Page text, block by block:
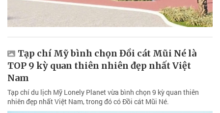
Tạp chí Mỹ bình chọn Đồi cát Mũi Né là
TOP 9 kỳ quan thiên nhiên đẹp nhất Việt
Nam
Tạp chí du lịch Mỹ Lonely Planet vừa bình chọn 9 kỳ quan thiên
nhiên đẹp nhất Việt Nam, trong đó có Đồi cát Mũi Né.